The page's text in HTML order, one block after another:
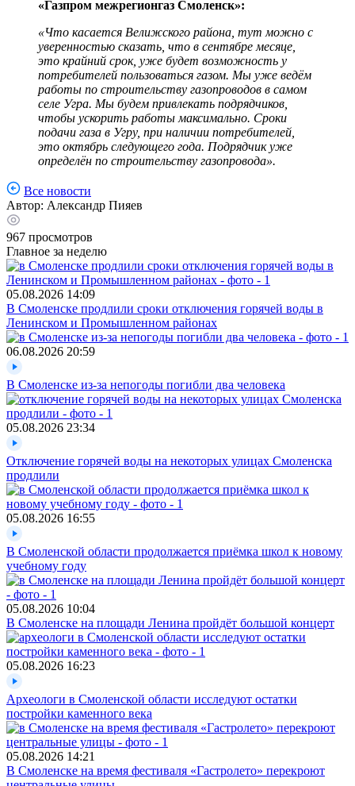
«Газпром межрегионгаз Смоленск»:
«Что касается Велижского района, тут можно с
уверенностью сказать, что в сентябре месяце,
это крайний срок, уже будет возможность у
потребителей пользоваться газом. Мы уже ведём
работы по строительству газопроводов в самом
селе Угра. Мы будем привлекать подрядчиков,
чтобы ускорить работы максимально. Сроки
подачи газа в Угру, при наличии потребителей,
это октябрь следующего года. Подрядчик уже
определён по строительству газопровода».
Все новости
Автор: Александр Пияев
967 просмотров
Главное за неделю
05.08.2026 14:09
В Смоленске продлили сроки отключения горячей воды в
Ленинском и Промышленном районах
06.08.2026 20:59
В Смоленске из-за непогоды погибли два человека
05.08.2026 23:34
Отключение горячей воды на некоторых улицах Смоленска
продлили
05.08.2026 16:55
В Смоленской области продолжается приёмка школ к новому
учебному году
05.08.2026 10:04
В Смоленске на площади Ленина пройдёт большой концерт
05.08.2026 16:23
Археологи в Смоленской области исследуют остатки
постройки каменного века
05.08.2026 14:21
В Смоленске на время фестиваля «Гастролето» перекроют